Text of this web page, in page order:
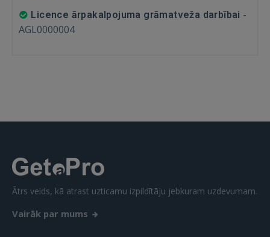
 Sign in with Apple
Licence ārpakalpojuma grāmatveža darbībai -
AGL0000004
Ātrs veids, kā atrast uzticamu izpildītāju jebkuram uzdevumam.
Vairāk par mums